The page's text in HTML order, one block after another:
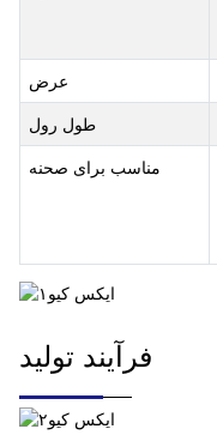
عرض
طول رول
مناسب برای صحنه
فرآیند تولید